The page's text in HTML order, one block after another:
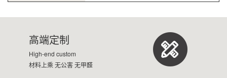
高端定制
High-end custom
材料上乘 无公害 无甲醛